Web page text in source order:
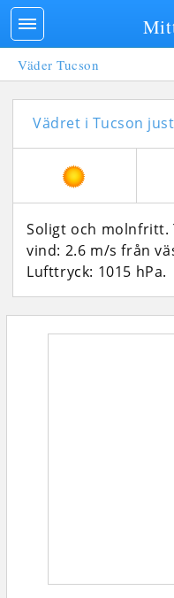
Väder Tucson
Vädret i Tucson
Soligt och molnfritt.
vind: 2.6 m/s från
Lufttryck: 1015 hPa.